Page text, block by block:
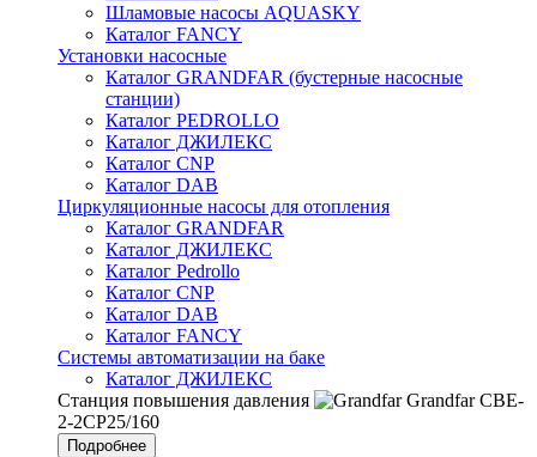
Шламовые насосы AQUASKY
Каталог FANCY
Установки насосные
Каталог GRANDFAR (бустерные насосные
станции)
Каталог PEDROLLO
Каталог ДЖИЛЕКС
Каталог CNP
Каталог DAB
Циркуляционные насосы для отопления
Каталог GRANDFAR
Каталог ДЖИЛЕКС
Каталог Pedrollo
Каталог CNP
Каталог DAB
Каталог FANCY
Системы автоматизации на баке
Каталог ДЖИЛЕКС
Станция повышения давления
Grandfar CBE-
2-2CP25/160
Подробнее